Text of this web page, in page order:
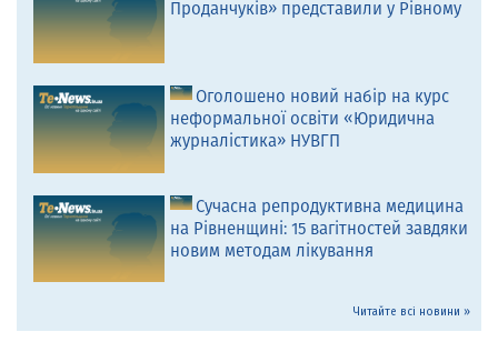
Проданчуків» представили у Рівному
Оголошено новий набір на курс
неформальної освіти «Юридична
журналістика» НУВГП
Сучасна репродуктивна медицина
на Рівненщині: 15 вагітностей завдяки
новим методам лікування
Читайте всі новини »